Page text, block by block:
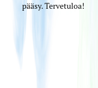
pääsy. Tervetuloa!